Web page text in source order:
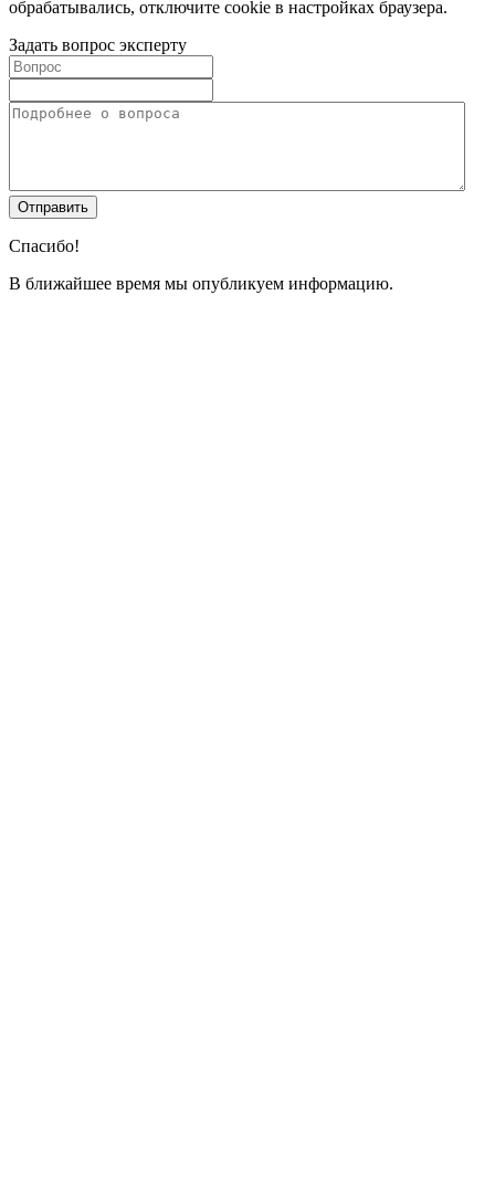
обрабатывались, отключите cookie в настройках браузера.
Задать вопрос эксперту
Спасибо!
В ближайшее время мы опубликуем информацию.